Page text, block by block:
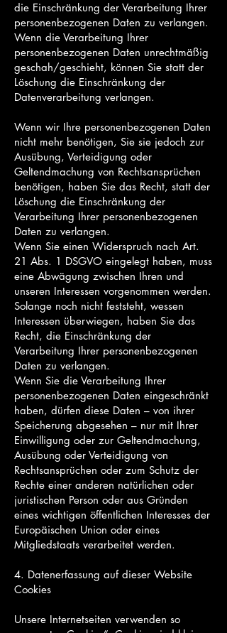
die Einschränkung der Verarbeitung Ihrer
personenbezogenen Daten zu verlangen.
Wenn die Verarbeitung Ihrer
personenbezogenen Daten unrechtmäßig
geschah/geschieht, können Sie statt der
Löschung die Einschränkung der
Datenverarbeitung verlangen.
Wenn wir Ihre personenbezogenen Daten
nicht mehr benötigen, Sie sie jedoch zur
Ausübung, Verteidigung oder
Geltendmachung von Rechtsansprüchen
benötigen, haben Sie das Recht, statt der
Löschung die Einschränkung der
Verarbeitung Ihrer personenbezogenen
Daten zu verlangen.
Wenn Sie einen Widerspruch nach Art.
21 Abs. 1 DSGVO eingelegt haben, muss
eine Abwägung zwischen Ihren und
unseren Interessen vorgenommen werden.
Solange noch nicht feststeht, wessen
Interessen überwiegen, haben Sie das
Recht, die Einschränkung der
Verarbeitung Ihrer personenbezogenen
Daten zu verlangen.
Wenn Sie die Verarbeitung Ihrer
personenbezogenen Daten eingeschränkt
haben, dürfen diese Daten – von ihrer
Speicherung abgesehen – nur mit Ihrer
Einwilligung oder zur Geltendmachung,
Ausübung oder Verteidigung von
Rechtsansprüchen oder zum Schutz der
Rechte einer anderen natürlichen oder
juristischen Person oder aus Gründen
eines wichtigen öffentlichen Interesses der
Europäischen Union oder eines
Mitgliedstaats verarbeitet werden.
4. Datenerfassung auf dieser Website
Cookies
Unsere Internetseiten verwenden so